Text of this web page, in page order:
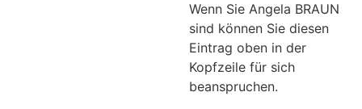
Wenn Sie Angela BRAUN
sind können Sie diesen
Eintrag oben in der
Kopfzeile für sich
beanspruchen.